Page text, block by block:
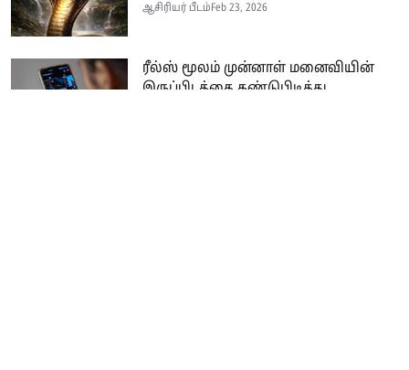
ஆசிரியர் பீடம்Feb 23, 2026
ரீல்ஸ் மூலம் முன்னாள் மனைவியின்
இருப்பிடத்தை கண்டுபிடித்து...